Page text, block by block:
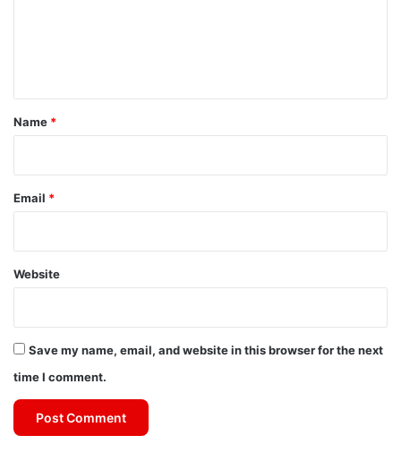
*
Name *
Email *
Website
Save my name, email, and website in this browser for the next
time I comment.